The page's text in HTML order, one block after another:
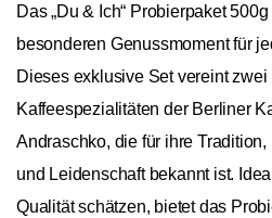
Das „Du & Ich“ Probierpaket
besonderen Genussmoment für
Dieses exklusive Set vereint
Kaffeespezialitäten der Berliner
Andraschko, die für ihre
und Leidenschaft bekannt ist.
Qualität schätzen, bietet das